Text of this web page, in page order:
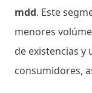
mdd. Este
menores
de existencias y
consumidores,